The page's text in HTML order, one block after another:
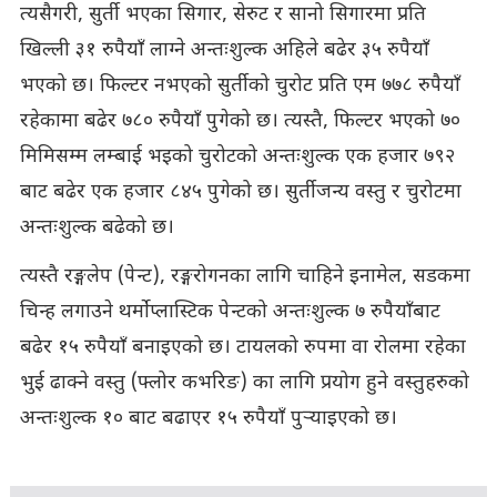
त्यसैगरी, सुर्ती भएका सिगार, सेरुट र सानो सिगारमा प्रति
खिल्ली ३१ रुपैयाँ लाग्ने अन्तःशुल्क अहिले बढेर ३५ रुपैयाँ
भएको छ। फिल्टर नभएको सुर्तीको चुरोट प्रति एम ७७८ रुपैयाँ
रहेकामा बढेर ७८० रुपैयाँ पुगेको छ। त्यस्तै, फिल्टर भएको ७०
मिमिसम्म लम्बाई भइको चुरोटको अन्तःशुल्क एक हजार ७९२
बाट बढेर एक हजार ८४५ पुगेको छ। सुर्तीजन्य वस्तु र चुरोटमा
अन्तःशुल्क बढेको छ।
त्यस्तै रङ्गलेप (पेन्ट), रङ्गरोगनका लागि चाहिने इनामेल, सडकमा
चिन्ह लगाउने थर्मोप्लास्टिक पेन्टको अन्तःशुल्क ७ रुपैयाँबाट
बढेर १५ रुपैयाँ बनाइएको छ। टायलको रुपमा वा रोलमा रहेका
भुई ढाक्ने वस्तु (फ्लोर कभरिङ) का लागि प्रयोग हुने वस्तुहरुको
अन्तःशुल्क १० बाट बढाएर १५ रुपैयाँ पुर्‍याइएको छ।